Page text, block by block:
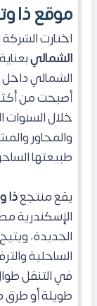
موقع ذا
اختارت
الشمالي
الشمالي
أصبحت من
خلال السنوات
والمحاور
طبيعتها
يقع منتجعذا
الإسكندرية
الجديدة،
الساحلية
في التنقل
طويلة أو